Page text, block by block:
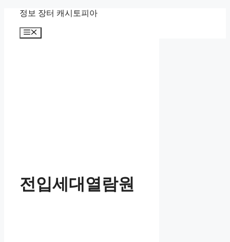
content
정보 장터 캐시토피아
Menu
전입세대열람원